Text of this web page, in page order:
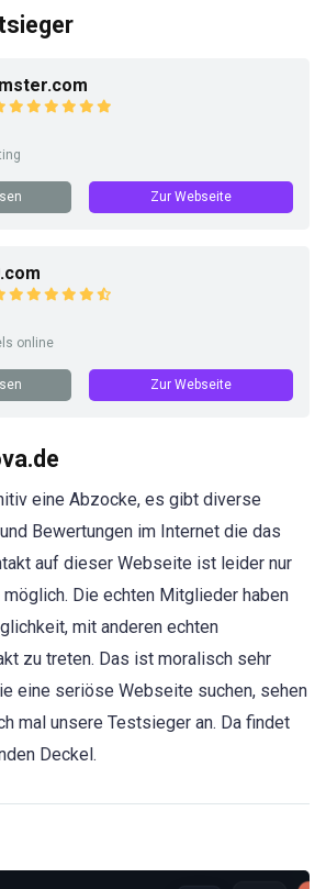
Zur Webseite
online
Zur Webseite
eine Abzocke, es gibt diverse
Bewertungen im Internet die das
auf dieser Webseite ist leider nur
Die echten Mitglieder haben
mit anderen echten
zu treten. Das ist moralisch sehr
eine seriöse Webseite suchen, sehen
mal unsere Testsieger an. Da findet
Deckel.